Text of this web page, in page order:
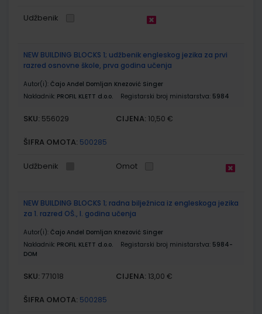
Udžbenik
NEW BUILDING BLOCKS 1; udžbenik engleskog jezika za prvi
razred osnovne škole, prva godina učenja
Autor(i): Čajo Anđel Domljan Knezović Singer
Nakladnik: PROFIL KLETT d.o.o. Registarski broj ministarstva: 5984
SKU: 556029 CIJENA: 10,50 €
ŠIFRA OMOTA: 500285
Udžbenik Omot
NEW BUILDING BLOCKS 1; radna bilježnica iz engleskoga jezika
za 1. razred OŠ., I. godina učenja
Autor(i): Čajo Anđel Domljan Knezović Singer
Nakladnik: PROFIL KLETT d.o.o. Registarski broj ministarstva: 5984-
DOM
SKU: 771018 CIJENA: 13,00 €
ŠIFRA OMOTA: 500285